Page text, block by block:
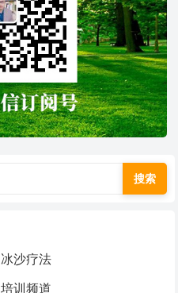
搜索
冰沙疗法
培训频道